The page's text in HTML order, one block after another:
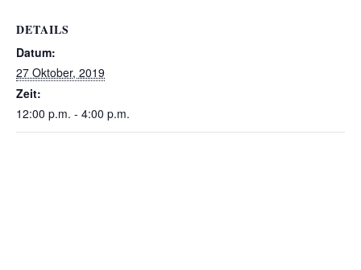
DETAILS
Datum:
27 Oktober, 2019
Zeit:
12:00 p.m. - 4:00 p.m.